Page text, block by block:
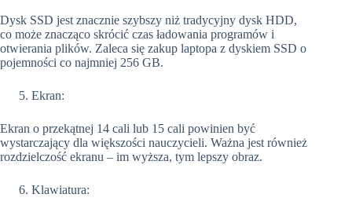
Dysk SSD jest znacznie szybszy niż tradycyjny dysk HDD,
co może znacząco skrócić czas ładowania programów i
otwierania plików. Zaleca się zakup laptopa z dyskiem SSD o
pojemności co najmniej 256 GB.
Ekran:
Ekran o przekątnej 14 cali lub 15 cali powinien być
wystarczający dla większości nauczycieli. Ważna jest również
rozdzielczość ekranu – im wyższa, tym lepszy obraz.
Klawiatura: